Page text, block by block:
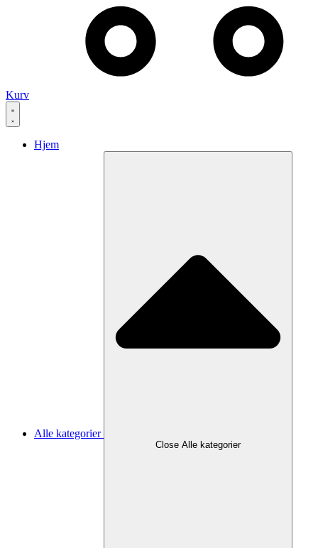
Kurv
Hjem
Alle kategorier
Close Alle kategorier